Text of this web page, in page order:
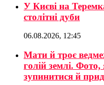
У Києві на
столітні дуби
06.08.2026, 12:45
Мати й троє
голій землі.
зупинитися й